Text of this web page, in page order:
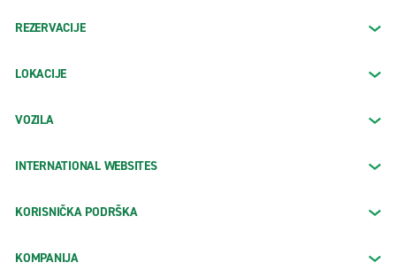
REZERVACIJE
LOKACIJE
VOZILA
INTERNATIONAL WEBSITES
KORISNIČKA PODRŠKA
KOMPANIJA